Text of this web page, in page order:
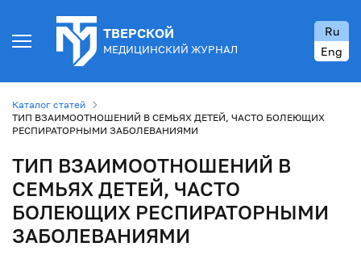
ТВЕРСКОЙ
МЕДИЦИНСКИЙ ЖУРНАЛ
Ru
Eng
Каталог статей
ТИП ВЗАИМООТНОШЕНИЙ В СЕМЬЯХ ДЕТЕЙ, ЧАСТО БОЛЕЮЩИХ
РЕСПИРАТОРНЫМИ ЗАБОЛЕВАНИЯМИ
ТИП ВЗАИМООТНОШЕНИЙ В
СЕМЬЯХ ДЕТЕЙ, ЧАСТО
БОЛЕЮЩИХ РЕСПИРАТОРНЫМИ
ЗАБОЛЕВАНИЯМИ